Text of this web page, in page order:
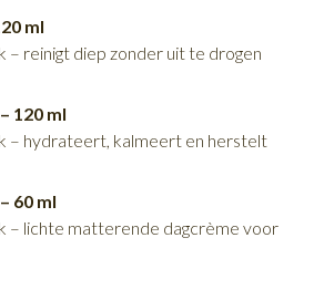
ml
reinigt diep zonder uit te drogen
– 120 ml
– hydrateert, kalmeert en herstelt
– 60 ml
– lichte matterende dagcrème voor